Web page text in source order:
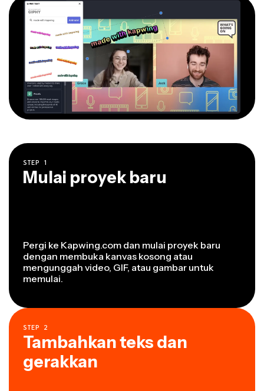
STEP 1
Mulai proyek baru
Pergi ke Kapwing.com dan mulai proyek baru
dengan membuka kanvas kosong atau
mengunggah video, GIF, atau gambar untuk
memulai.
STEP 2
Tambahkan teks dan
gerakkan